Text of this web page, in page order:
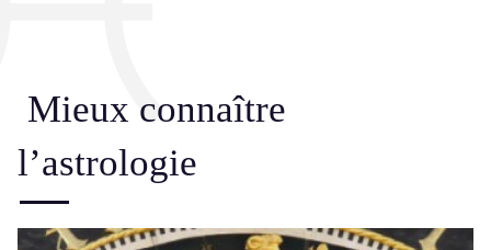
Mieux connaître
l’astrologie